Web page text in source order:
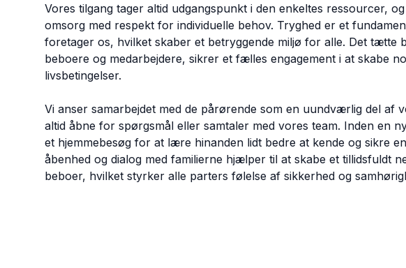
Vores tilgang tager altid udgangspunkt i den enkeltes ressourcer,
omsorg med respekt for individuelle behov. Tryghed er et
foretager os, hvilket skaber et betryggende miljø for alle. Det tætte
beboere og medarbejdere, sikrer et fælles engagement i at skabe
livsbetingelser.
Vi anser samarbejdet med de pårørende som en uundværlig del af
altid åbne for spørgsmål eller samtaler med vores team. Inden en
et hjemmebesøg for at lære hinanden lidt bedre at kende og sikre
åbenhed og dialog med familierne hjælper til at skabe et tillidsfuldt
beboer, hvilket styrker alle parters følelse af sikkerhed og